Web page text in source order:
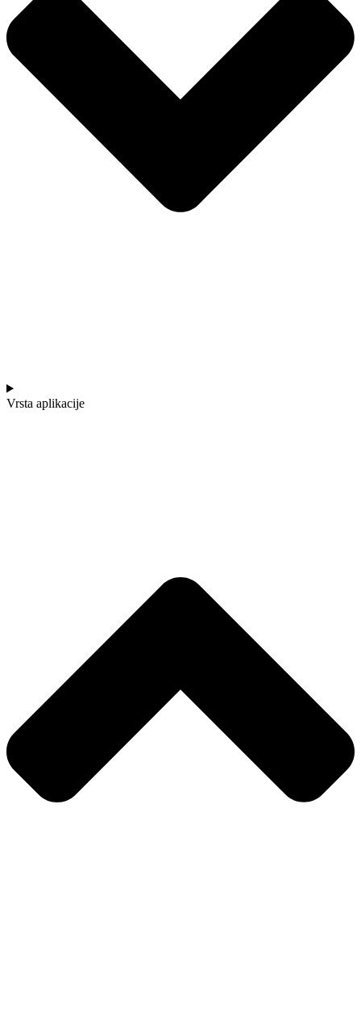
Vrsta aplikacije